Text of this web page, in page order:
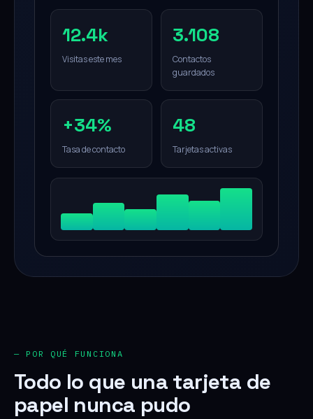
12.4k
Visitas este mes
3.108
Contactos
guardados
+34%
Tasa de contacto
48
Tarjetas activas
— POR QUÉ FUNCIONA
Todo lo que una tarjeta de
papel nunca pudo